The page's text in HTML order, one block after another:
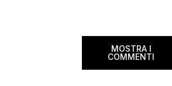
MOSTRA I
COMMENTI